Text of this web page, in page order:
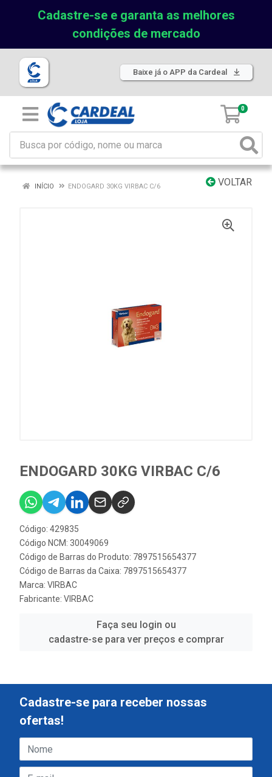
Cadastre-se e garanta as melhores
condições de mercado
Baixe já o APP da Cardeal
0
VOLTAR
INÍCIO ENDOGARD 30KG VIRBAC C/6
ENDOGARD 30KG VIRBAC C/6
Código: 429835
Código NCM: 30049069
Código de Barras do Produto: 7897515654377
Código de Barras da Caixa: 7897515654377
Marca: VIRBAC
Fabricante: VIRBAC
Faça seu login ou
cadastre-se para ver preços e comprar
Cadastre-se para receber nossas
ofertas!